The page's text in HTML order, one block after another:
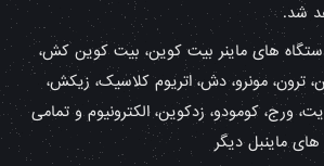
شد.
دستگاه های ماینر بیت کوین، بیت کوین کش،
ترون، مونرو، ‌دش، اتریوم کلاسیک، زیکش،
ورج، کومودو، زدکوین، الکترونیوم و تمامی
ماینبل دیگر